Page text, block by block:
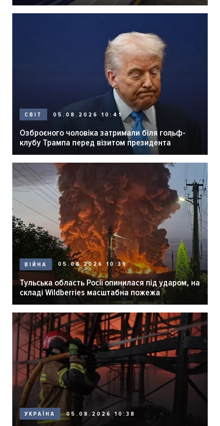
СВІТ 05.08.2026 10:41
Озброєного чоловіка затримали біля гольф-
клубу Трампа перед візитом президента
ВІЙНА 05.08.2026 10:39
Тульська область Росії опинилася під ударом, на
складі Wildberries масштабна пожежа
УКРАЇНА 05.08.2026 10:38